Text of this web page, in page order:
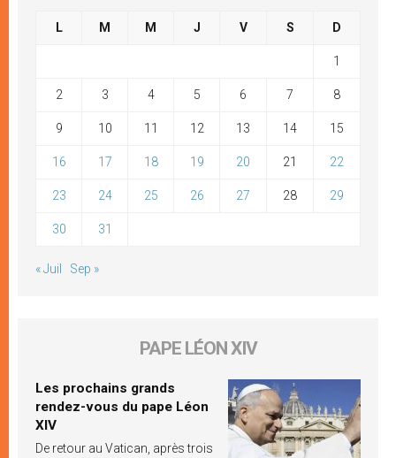
L M M J V S D
1
2 3 4 5 6 7 8
9 10 11 12 13 14 15
16 17 18 19 20 21 22
23 24 25 26 27 28 29
30 31
« Juil Sep »
PAPE LÉON XIV
Les prochains grands
rendez-vous du pape Léon
XIV
De retour au Vatican, après trois